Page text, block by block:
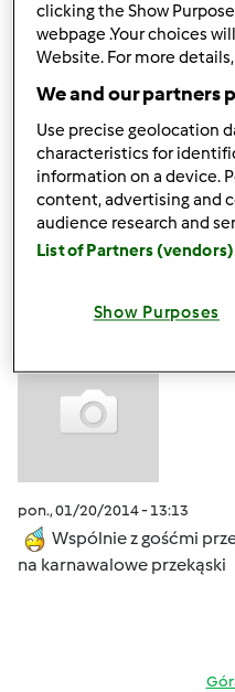
pon., 01/20/2014 - 13:07
ElaK (niezweryfikowany)
pon., 01/20/2014 - 13:13
Wspólnie z gośćmi
na karnawalowe przekąski
clicking the Show
webpage .Your choices
Website. For more
We and our partners
Use precise geolocation
characteristics for
information on a device.
content, advertising and
audience research and
List of Partners (vendors)
Show Purposes